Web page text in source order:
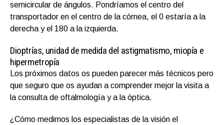
semicircular de ángulos. Pondríamos el centro del
transportador en el centro de la córnea, el 0 estaría a la
derecha y el 180 a la izquierda.
Dioptrías, unidad de medida del astigmatismo, miopía e
hipermetropía
Los próximos datos os pueden parecer más técnicos pero
que seguro que os ayudan a comprender mejor la visita a
la consulta de oftalmología y a la óptica.
¿Cómo medimos los especialistas de la visión el